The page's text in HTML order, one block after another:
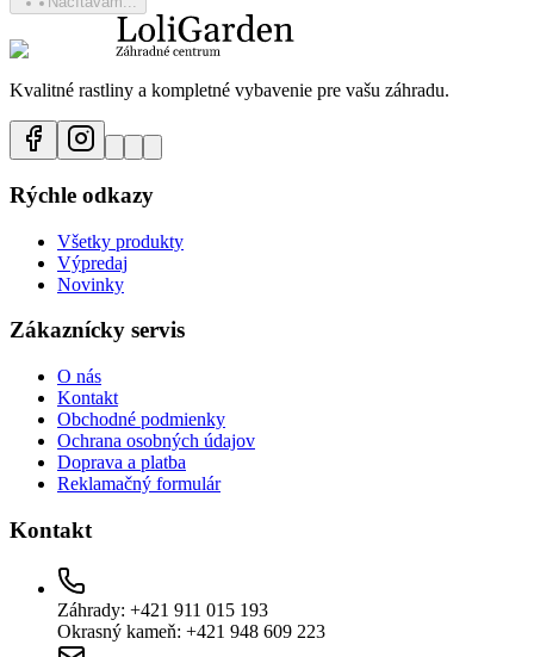
Kvalitné rastliny a kompletné vybavenie pre vašu záhradu.
Rýchle odkazy
Všetky produkty
Výpredaj
Novinky
Zákaznícky servis
O nás
Kontakt
Obchodné podmienky
Ochrana osobných údajov
Doprava a platba
Reklamačný formulár
Kontakt
Záhrady: +421 911 015 193
Okrasný kameň: +421 948 609 223